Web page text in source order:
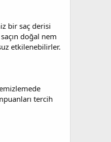
bir saç derisi
doğal nem
etkilenebilirler.
tercih